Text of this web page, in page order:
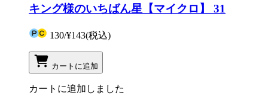
キング様のいちばん星【マイクロ】 31
130/¥143(税込)
カートに追加
カートに追加しました